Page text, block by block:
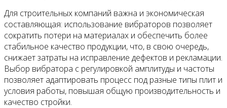
Для строительных компаний важна и экономическая
составляющая: использование вибраторов позволяет
сократить потери на материалах и обеспечить более
стабильное качество продукции, что, в свою очередь,
снижает затраты на исправление дефектов и рекламации.
Выбор вибратора с регулировкой амплитуды и частоты
позволяет адаптировать процесс под разные типы плит и
условия работы, повышая общую производительность и
качество стройки.